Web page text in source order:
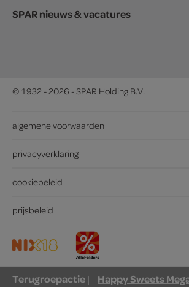
SPAR nieuws & vacatures
© 1932 - 2026 - SPAR Holding B.V.
algemene voorwaarden
privacyverklaring
cookiebeleid
prijsbeleid
Terugroepactie| Happy Sweets